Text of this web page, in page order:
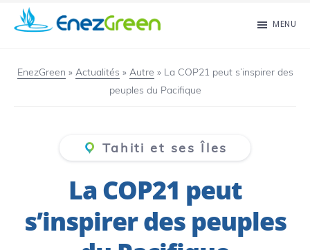
Passer
au
principal
islands
MENU
EnezGreen » Actualités » Autre » La COP21 peut s’inspirer des
peuples du Pacifique
Tahiti et ses Îles
La COP21 peut
s’inspirer des peuples